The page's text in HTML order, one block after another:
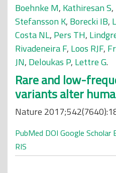
Boehnke M, Kathiresan S,
Stefansson K, Borecki IB,
Costa NL, Pers TH,
Rivadeneira F, Loos RJF,
JN, Deloukas P, Lettre G.
Rare and low-
variants alter
Nature
PubMed DOI Google Scholar
RIS